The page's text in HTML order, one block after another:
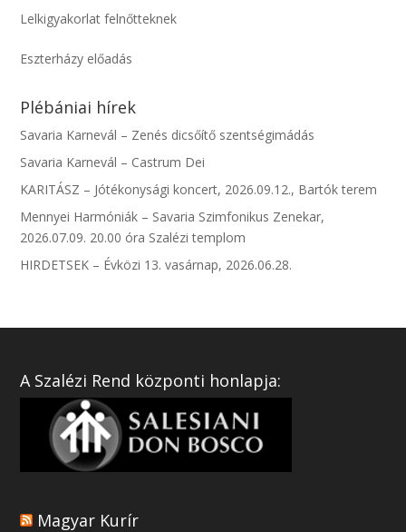
Lelkigyakorlat felnőtteknek
Eszterházy előadás
Plébániai hírek
Savaria Karnevál – Zenés dicsőítő szentségimádás
Savaria Karnevál – Castrum Dei
KARITÁSZ – Jótékonysági koncert, 2026.09.12., Bartók terem
Mennyei Harmóniák – Savaria Szimfonikus Zenekar,
2026.07.09. 20.00 óra Szalézi templom
HIRDETSEK – Évközi 13. vasárnap, 2026.06.28.
A Szalézi Rend központi honlapja:
Magyar Kurír